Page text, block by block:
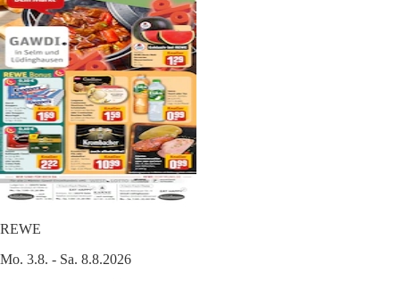
REWE
Mo. 3.8. - Sa. 8.8.2026